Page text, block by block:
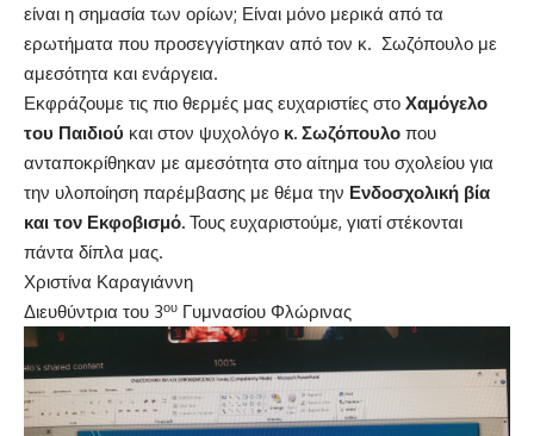
είναι η σημασία των ορίων; Είναι μόνο μερικά από τα
ερωτήματα που προσεγγίστηκαν από τον κ. Σωζόπουλο με
αμεσότητα και ενάργεια.
Εκφράζουμε τις πιο θερμές μας ευχαριστίες στο Χαμόγελο
του Παιδιού και στον ψυχολόγο κ. Σωζόπουλο που
ανταποκρίθηκαν με αμεσότητα στο αίτημα του σχολείου για
την υλοποίηση παρέμβασης με θέμα την Ενδοσχολική βία
και τον Εκφοβισμό. Τους ευχαριστούμε, γιατί στέκονται
πάντα δίπλα μας.
Χριστίνα Καραγιάννη
Διευθύντρια του 3ου Γυμνασίου Φλώρινας